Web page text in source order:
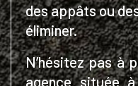
des appâts ou
éliminer.
N’hésitez pas à
agence située